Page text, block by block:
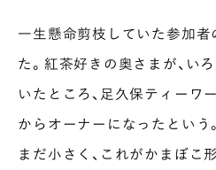
一生懸命剪枝していた参加
た。紅茶好きの奥さまが、い
いたところ、足久保ティーワ
からオーナーになったという
まだ小さく、これがかまぼこ